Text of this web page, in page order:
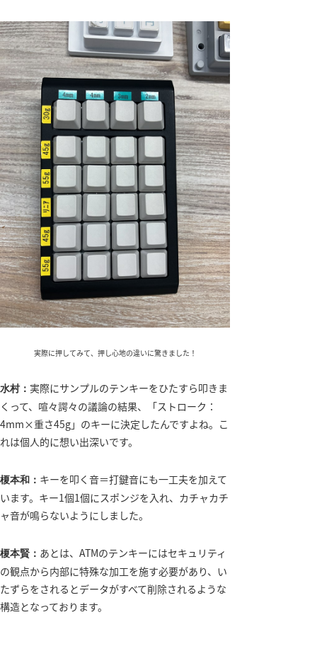
実際に押してみて、押し心地の違いに驚きました！
水村： 実際にサンプルのテンキーをひたすら叩きま
くって、喧々諤々の議論の結果、「ストローク：
4mm×重さ45g」のキーに決定したんですよね。こ
れは個人的に想い出深いです。
榎本和： キーを叩く音＝打鍵音にも一工夫を加えて
います。キー1個1個にスポンジを入れ、カチャカチ
ャ音が鳴らないようにしました。
榎本賢： あとは、ATMのテンキーにはセキュリティ
の観点から内部に特殊な加工を施す必要があり、い
たずらをされるとデータがすべて削除されるような
構造となっております。